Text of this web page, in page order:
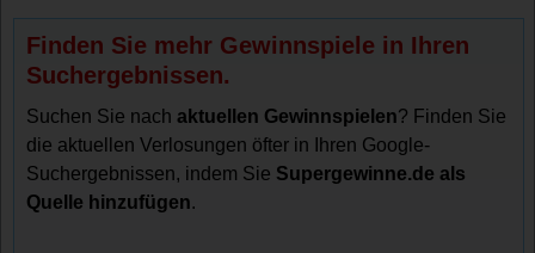
Finden Sie mehr Gewinnspiele in Ihren
Suchergebnissen.
Suchen Sie nachaktuellen Gewinnspielen? Finden Sie
die aktuellen Verlosungen öfter in Ihren Google-
Suchergebnissen, indem Sie Supergewinne.de als
Quelle hinzufügen.